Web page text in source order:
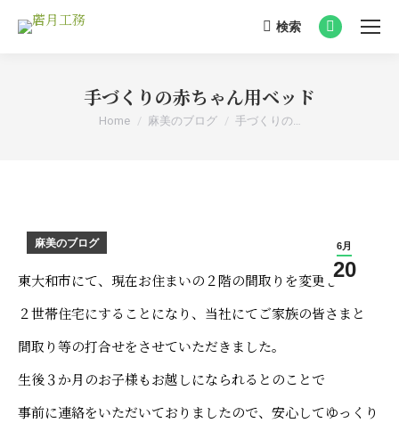
Search:
検索
Facebook
手づくりの赤ちゃん用ベッド
You are here:
Home 麻美のブログ 手づくりの…
6月
20
麻美のブログ
東大和市にて、現在お住まいの２階の間取りを変更して
２世帯住宅にすることになり、当社にてご家族の皆さまと
間取り等の打合せをさせていただきました。
生後３か月のお子様もお越しになられるとのことで
事前に連絡をいただいておりましたので、安心してゆっくり